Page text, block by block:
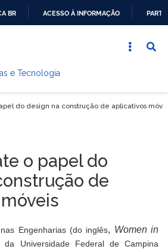
CONTEÚDO
BR ACESSO À INFORMAÇÃO
e Tecnologia
do design na construção de aplicativos
o papel do
de
Engenharias (do inglês, Women in
da Universidade Federal de Campina